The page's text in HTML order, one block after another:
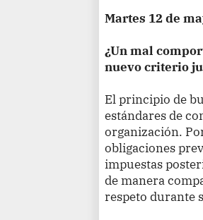
Martes 12 de
¿Un mal
nuevo criterio
El principio de
estándares de
organización.
obligaciones
impuestas
de manera
respeto durante